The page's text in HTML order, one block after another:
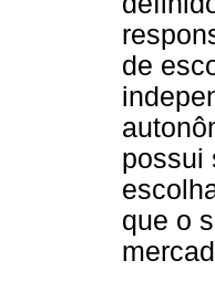
de
possui
que o